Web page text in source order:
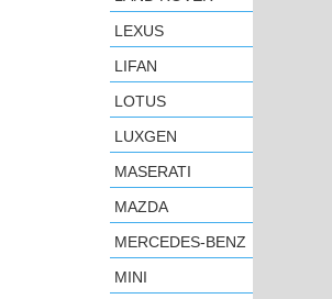
LEXUS
LIFAN
LOTUS
LUXGEN
MASERATI
MAZDA
MERCEDES-BENZ
MINI